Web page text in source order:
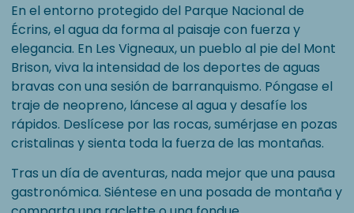
En el entorno protegido del Parque Nacional de
Écrins, el agua da forma al paisaje con fuerza y
elegancia. En Les Vigneaux, un pueblo al pie del Mont
Brison, viva la intensidad de los deportes de aguas
bravas con una sesión de barranquismo. Póngase el
traje de neopreno, láncese al agua y desafíe los
rápidos. Deslícese por las rocas, sumérjase en pozas
cristalinas y sienta toda la fuerza de las montañas.
Tras un día de aventuras, nada mejor que una pausa
gastronómica. Siéntese en una posada de montaña y